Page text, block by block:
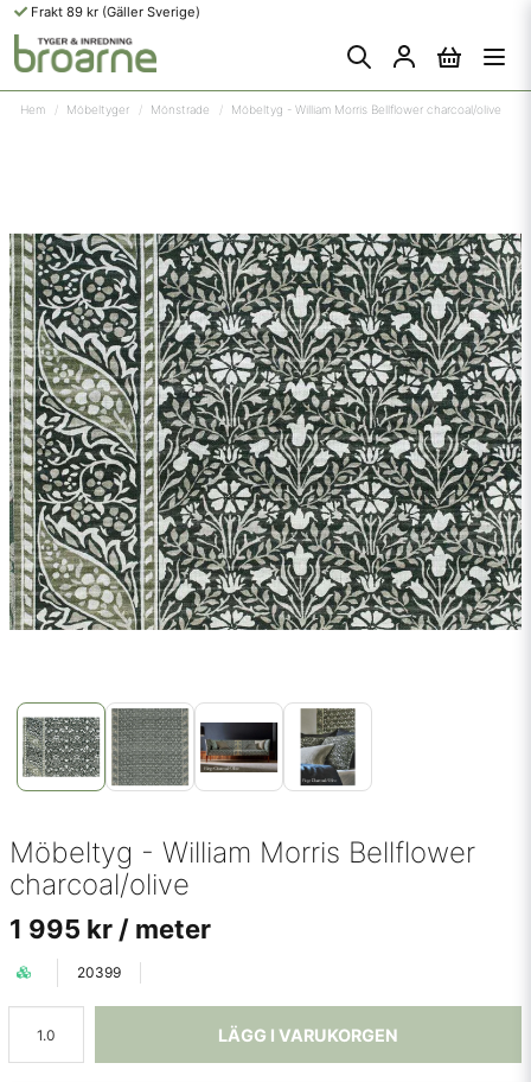
Frakt 89 kr (Gäller Sverige)
Hem Möbeltyger Mönstrade Möbeltyg - William Morris Bellflower charcoal/olive
Möbeltyg - William Morris Bellflower
charcoal/olive
1 995 kr / meter
20399
LÄGG I VARUKORGEN